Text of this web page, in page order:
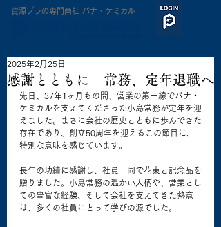
​資源プラの専門商社 パナ・ケミカル
感謝とともに—常務、定年退職へ
2025年2月25日
先日、37年1ヶ月もの間、営業の第一線でパナ・
ケミカルを支えてくださった小島常務が定年を迎
えました。まさに会社の歴史とともに歩んできた
存在であり、創立50周年を迎えるこの節目に、
特別な意味を感じています。
長年の功績に感謝し、社員一同で花束と記念品を
贈りました。小島常務の温かい人柄や、営業とし
ての豊富な経験、そして会社を支えてきた熱意
は、多くの社員にとって学びの源でした。